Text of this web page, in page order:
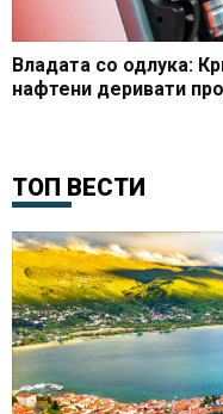
Владата со одлука:
нафтени деривати
ТОП ВЕСТИ